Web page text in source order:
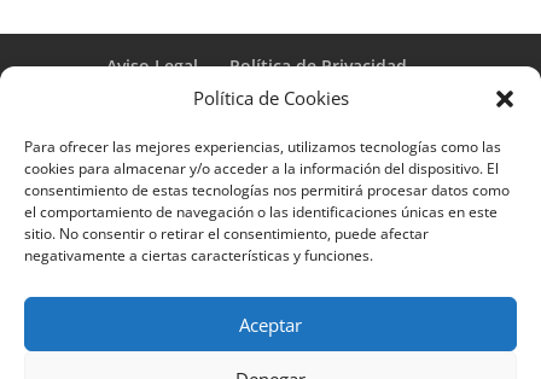
Política de Cookies
Para ofrecer las mejores experiencias, utilizamos tecnologías como las
cookies para almacenar y/o acceder a la información del dispositivo. El
consentimiento de estas tecnologías nos permitirá procesar datos como
el comportamiento de navegación o las identificaciones únicas en este
sitio. No consentir o retirar el consentimiento, puede afectar
negativamente a ciertas características y funciones.
Aceptar
Aviso Legal
Política de Privacidad
Términos y condiciones – Contrato de matrícula
Formulario de Datos necesarios para alta
Métodos de pago SEQURA
Métodos de pago
Formulario de Acción Formativa
Formulario de responsabilidad de APPCC
Plantilla formación bonificada
Formulario uso de imagen
Centros colaboradores